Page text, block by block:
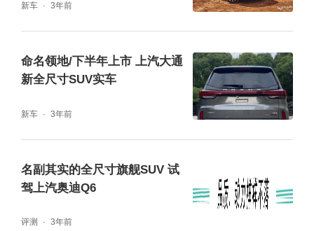
作过程的空间限制，导致停车过程的时长的增
空间，必然在停车方面会有着不小的麻烦。无
钥匙上车，靠近车辆自动感应，种种便利的操
作逻辑，使得这台车的驾驶感受还是不错的。
买车首先要看需求，如果是为了大空间而挑选
一款三排座车的话，那么揽境380TSI或者是更
新车 3年前
命名领地/下半年上市 上汽大通
新全尺寸SUV实车
新车 3年前
名副其实的全尺寸旗舰SUV 试
驾上汽奥迪Q6
评测 3年前